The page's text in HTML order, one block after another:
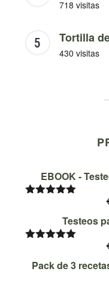
718 visitas
Tortilla
430 visitas
EBOOK -
Testeos
5
Pack de 3